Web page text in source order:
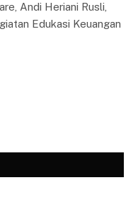
Andi Heriani Rusli,
Edukasi Keuangan